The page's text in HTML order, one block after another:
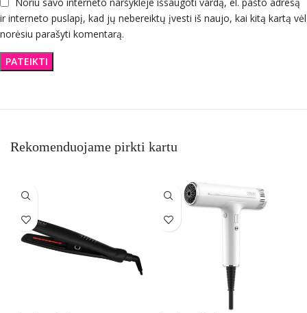
ir interneto puslapį, kad jų nebereiktų įvesti iš naujo, kai kitą kartą vėl
norėsiu parašyti komentarą.
Rekomenduojame pirkti kartu